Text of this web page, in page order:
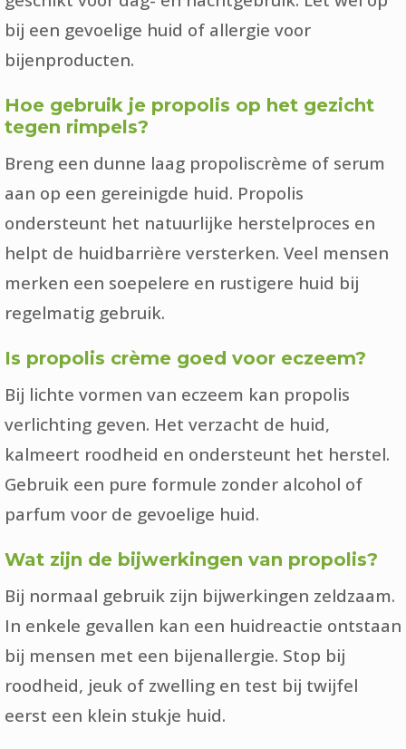
bij een gevoelige huid of allergie voor
bijenproducten.
Hoe gebruik je propolis op het gezicht
tegen rimpels?
Breng een dunne laag propoliscrème of serum
aan op een gereinigde huid. Propolis
ondersteunt het natuurlijke herstelproces en
helpt de huidbarrière versterken. Veel mensen
merken een soepelere en rustigere huid bij
regelmatig gebruik.
Is propolis crème goed voor eczeem?
Bij lichte vormen van eczeem kan propolis
verlichting geven. Het verzacht de huid,
kalmeert roodheid en ondersteunt het herstel.
Gebruik een pure formule zonder alcohol of
parfum voor de gevoelige huid.
Wat zijn de bijwerkingen van propolis?
Bij normaal gebruik zijn bijwerkingen zeldzaam.
In enkele gevallen kan een huidreactie ontstaan
bij mensen met een bijenallergie. Stop bij
roodheid, jeuk of zwelling en test bij twijfel
eerst een klein stukje huid.